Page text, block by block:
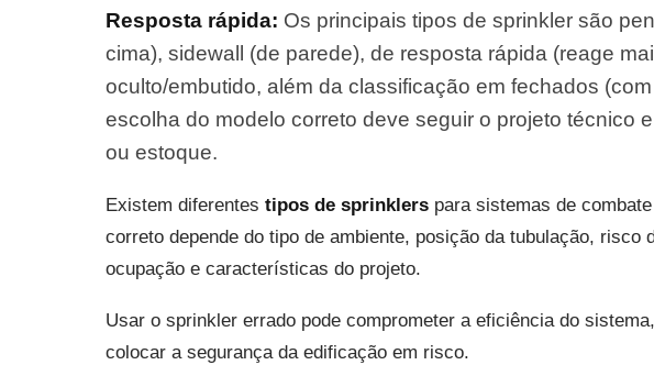
Resposta rápida: Os principais tipos de sprinkler são
cima), sidewall (de parede), de resposta rápida (reage
oculto/embutido, além da classificação em fechados
escolha do modelo correto deve seguir o projeto técnico
ou estoque.
Existem diferentes tipos de sprinklers para sistemas de
correto depende do tipo de ambiente, posição da tubulação, risco
ocupação e características do projeto.
Usar o sprinkler errado pode comprometer a eficiência do
colocar a segurança da edificação em risco.